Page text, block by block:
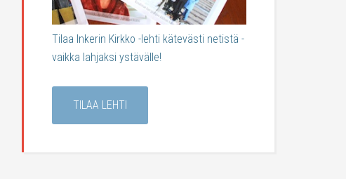
Tilaa Inkerin Kirkko -lehti kätevästi netistä -
vaikka lahjaksi ystävälle!
TILAA LEHTI